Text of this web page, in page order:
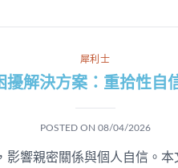
犀利士
擾解決方案：重拾性自
POSTED ON 08/04/2026
響親密關係與個人自信。